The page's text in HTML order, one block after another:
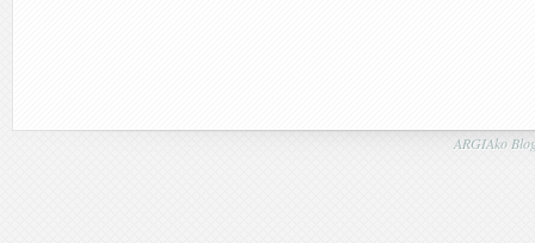
ARGIAko